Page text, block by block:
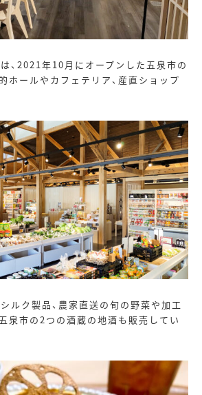
、 2021年10月にオープンした五泉市の
ホールやカフェテリア、産直ショップ
ルク製品、農家直送の旬の野菜や加工
泉市の2つの酒蔵の地酒も販売してい